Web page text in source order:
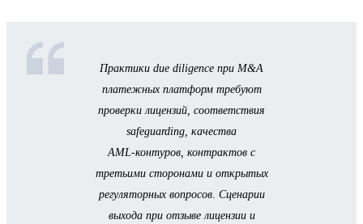
Практики due diligence при M&A
платежных платформ требуют
проверки лицензий, соответствия
safeguarding, качества
AML‑контуров, контрактов с
третьими сторонами и открытых
регуляторных вопросов. Сценарии
выхода при отзыве лицензии и